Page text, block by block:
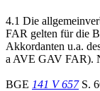
4.1 Die
FAR gelten für die
Akkordanten u.a.
a AVE GAV FAR).
BGE 141 V 657S.